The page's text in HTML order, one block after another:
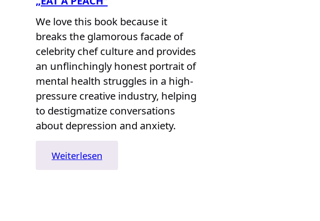
dunklen
Seite
des
Coachings
We love this book because it
breaks the glamorous facade of
celebrity chef culture and provides
an unflinchingly honest portrait of
mental health struggles in a high-
pressure creative industry, helping
to destigmatize conversations
about depression and anxiety.
Weiterlesen
„Eat